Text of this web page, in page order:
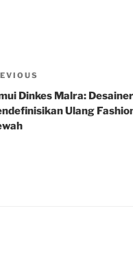
Dinkes Malra:
Ulang